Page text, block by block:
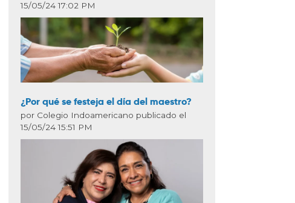
15/05/24 17:02 PM
¿Por qué se festeja el día del maestro?
por Colegio Indoamericano publicado el
15/05/24 15:51 PM